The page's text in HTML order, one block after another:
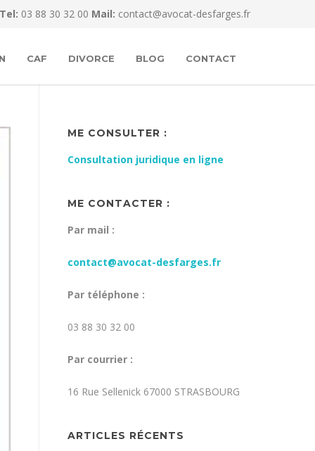
Tel: 03 88 30 32 00 Mail: contact@avocat-desfarges.fr
CAF DIVORCE BLOG CONTACT
ME CONSULTER :
Consultation juridique en ligne
ME CONTACTER :
Par mail :
contact@avocat-desfarges.fr
Par téléphone :
03 88 30 32 00
Par courrier :
16 Rue Sellenick 67000 STRASBOURG
ARTICLES RÉCENTS